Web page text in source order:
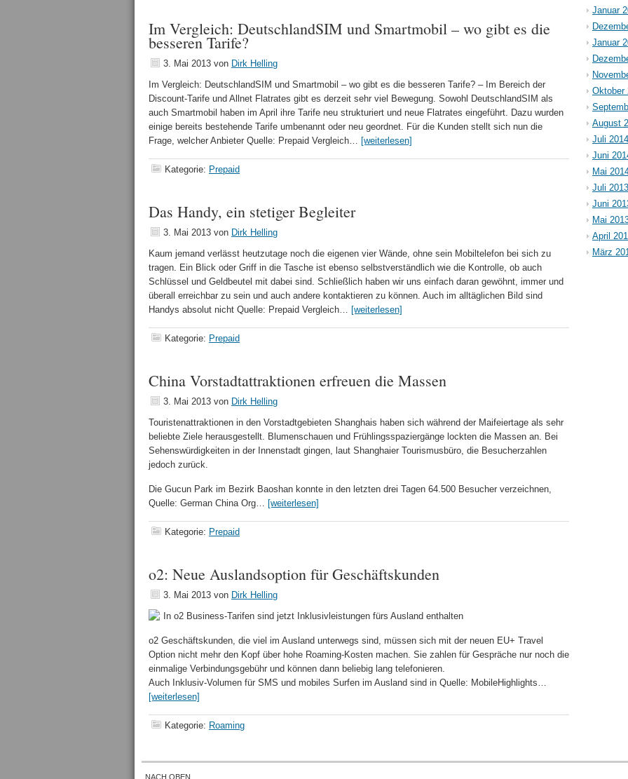
Im Vergleich: DeutschlandSIM und Smartmobil – wo gibt es die
besseren Tarife?
3. Mai 2013 von Dirk Helling
Im Vergleich: DeutschlandSIM und Smartmobil – wo gibt es die besseren Tarife? – Im Bereich der
Discount-Tarife und Allnet Flatrates gibt es derzeit sehr viel Bewegung. Sowohl DeutschlandSIM als
auch Smartmobil haben im April ihre Tarife neu strukturiert und neue Flatrates eingeführt. Dazu wurden
einige bereits bestehende Tarife umbenannt oder neu geordnet. Für die Kunden stellt sich nun die
Frage, welcher Anbieter Quelle: Prepaid Vergleich… [weiterlesen]
Kategorie: Prepaid
Das Handy, ein stetiger Begleiter
3. Mai 2013 von Dirk Helling
Kaum jemand verlässt heutzutage noch die eigenen vier Wände, ohne sein Mobiltelefon bei sich zu
tragen. Ein Blick oder Griff in die Tasche ist ebenso selbstverständlich wie die Kontrolle, ob auch
Schlüssel und Geldbeutel mit dabei sind. Schließlich haben wir uns einfach daran gewöhnt, immer und
überall erreichbar zu sein und auch andere kontaktieren zu können. Auch im alltäglichen Bild sind
Handys absolut nicht Quelle: Prepaid Vergleich… [weiterlesen]
Kategorie: Prepaid
China Vorstadtattraktionen erfreuen die Massen
3. Mai 2013 von Dirk Helling
Touristenattraktionen in den Vorstadtgebieten Shanghais haben sich während der Maifeiertage als sehr
beliebte Ziele herausgestellt. Blumenschauen und Frühlingsspaziergänge lockten die Massen an. Bei
Sehenswürdigkeiten in der Innenstadt gingen, laut Shanghaier Tourismusbüro, die Besucherzahlen
jedoch zurück.
Die Gucun Park im Bezirk Baoshan konnte in den letzten drei Tagen 64.500 Besucher verzeichnen,
Quelle: German China Org… [weiterlesen]
Kategorie: Prepaid
o2: Neue Auslandsoption für Geschäftskunden
3. Mai 2013 von Dirk Helling
In o2 Business-Tarifen sind jetzt Inklusivleistungen fürs Ausland enthalten
o2 Geschäftskunden, die viel im Ausland unterwegs sind, müssen sich mit der neuen EU+ Travel
Option nicht mehr den Kopf über hohe Roaming-Kosten machen. Sie zahlen für Gespräche nur noch die
einmalige Verbindungsgebühr und können dann beliebig lang telefonieren.
Auch Inklusiv-Volumen für SMS und mobiles Surfen im Ausland sind in Quelle: MobileHighlights…
[weiterlesen]
Kategorie: Roaming
Januar
Januar
Oktober
August
Juli 2014
Juni
Mai
Juli 2013
Juni
Mai
April
März
NACH OBEN